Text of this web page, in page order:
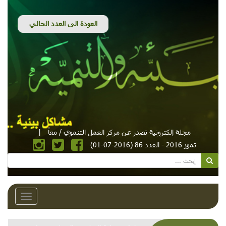
مجلة إلكترونية تصدر عن مركز العمل التنموي / معاً
|
تموز 2016 - العدد 86 (2016-07-01)
Toggle